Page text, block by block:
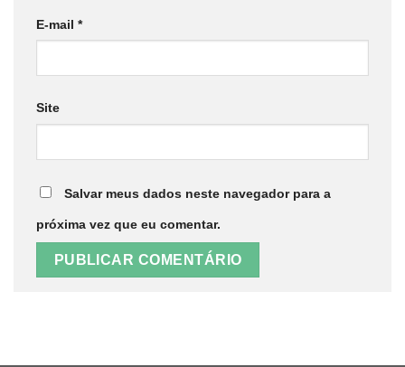
E-mail *
Site
Salvar meus dados neste navegador para a
próxima vez que eu comentar.